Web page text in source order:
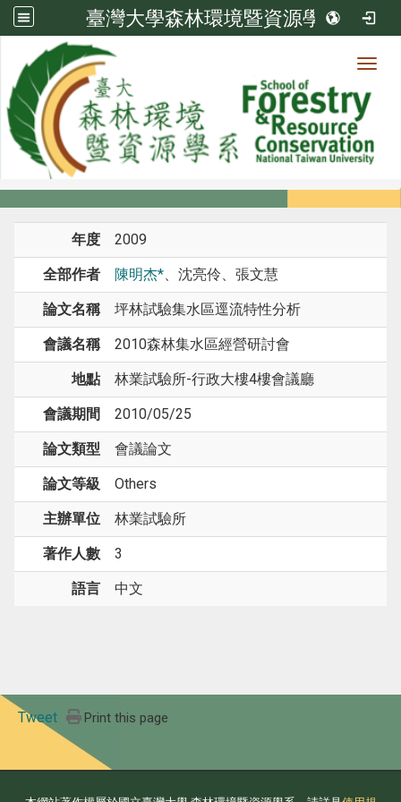
臺灣大學森林環境暨資源學系
系所成員
系所成員
年度 2009
全部作者 陳明杰*、沈亮伶、張文慧
論文名稱 坪林試驗集水區逕流特性分析
會議名稱 2010森林集水區經營研討會
地點 林業試驗所-行政大樓4樓會議廳
會議期間 2010/05/25
論文類型 會議論文
論文等級 Others
主辦單位 林業試驗所
著作人數 3
語言 中文
Tweet Print this page